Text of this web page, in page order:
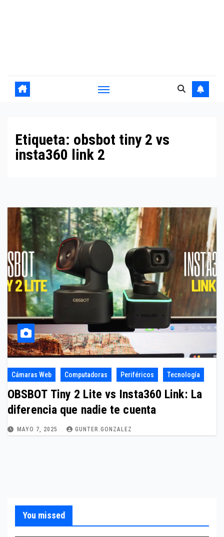
Etiqueta: obsbot tiny 2 vs
insta360 link 2
Cámaras Web Computadoras Periféricos Tecnología
OBSBOT Tiny 2 Lite vs Insta360 Link: La
diferencia que nadie te cuenta
MAYO 7, 2025 GUNTER.GONZALEZ
You missed